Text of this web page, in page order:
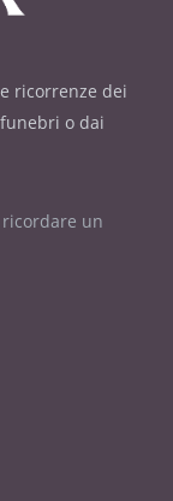
ricorrenze dei
o dai
un